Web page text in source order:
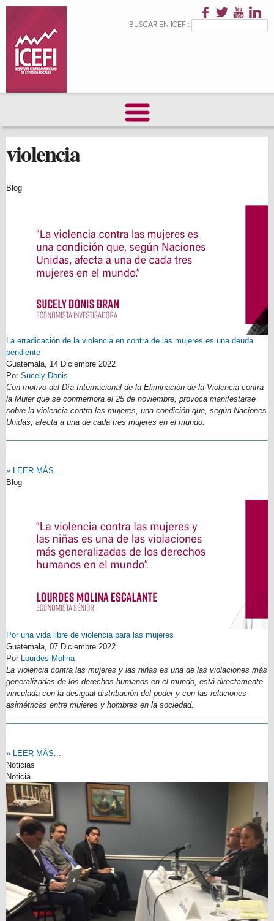
principalFormulario de
BUSCAR EN ICEFI:
violencia
Blog
La erradicación de la violencia en contra de las mujeres es una deuda
pendiente
Guatemala, 14 Diciembre 2022
Por Sucely Donis
Con motivo del Día Internacional de la Eliminación de la Violencia contra
la Mujer que se conmemora el 25 de noviembre, provoca manifestarse
sobre la violencia contra las mujeres, una condición que, según Naciones
Unidas, afecta a una de cada tres mujeres en el mundo.
» LEER MÁS...
Blog
Por una vida libre de violencia para las mujeres
Guatemala, 07 Diciembre 2022
Por Lourdes Molina
La violencia contra las mujeres y las niñas es una de las violaciones más
generalizadas de los derechos humanos en el mundo, está directamente
vinculada con la desigual distribución del poder y con las relaciones
asimétricas entre mujeres y hombres en la sociedad.
» LEER MÁS...
Noticias
Noticia